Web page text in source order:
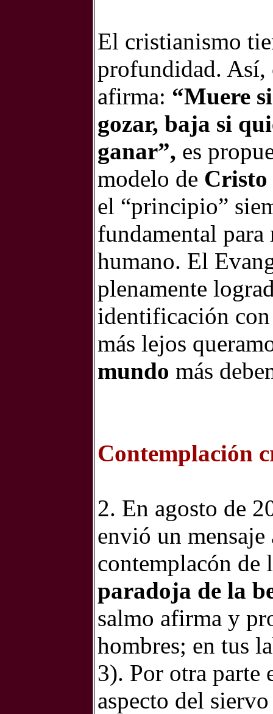
El cristianismo
profundidad. Así,
afirma: “Muere
gozar, baja si
ganar”, es
modelo de Cristo
el “principio”
fundamental
humano. El
plenamente
identificación
más lejos
mundo más
Contemplación
2. En agosto de
envió un
contemplacón de
paradoja de la
salmo afirma y
hombres; en tus
3). Por otra parte
aspecto del